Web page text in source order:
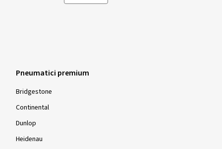
Pneumatici premium
Bridgestone
Continental
Dunlop
Heidenau